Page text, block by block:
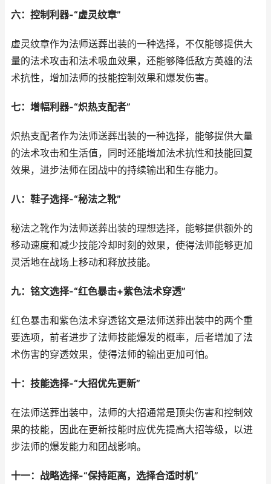
六：控制利器-“虚灵纹章”
虚灵纹章作为法师送葬出装的一种选择，不仅能够提供大
量的法术攻击和法术吸血效果，还能够降低敌方英雄的法
术抗性，增加法师的技能控制效果和爆发伤害。
七：增幅利器-“炽热支配者”
炽热支配者作为法师送葬出装的一种选择，能够提供大量
的法术攻击和生活值，同时还能增加法术抗性和技能回复
效果，进步法师在团战中的持续输出和生存能力。
八：鞋子选择-“秘法之靴”
秘法之靴作为法师送葬出装的理想选择，能够提供额外的
移动速度和减少技能冷却时刻的效果，使得法师能够更加
灵活地在战场上移动和释放技能。
九：铭文选择-“红色暴击+紫色法术穿透”
红色暴击和紫色法术穿透铭文是法师送葬出装中的两个重
要选项，前者进步了法师技能爆发的概率，后者增加了法
术伤害的穿透效果，使得法师的输出更加可怕。
十：技能选择-“大招优先更新”
在法师送葬出装中，法师的大招通常是顶尖伤害和控制效
果的技能，因此在更新技能时应优先提高大招等级，以进
步法师的爆发能力和团战影响。
十一：战略选择-“保持距离，选择合适时机”